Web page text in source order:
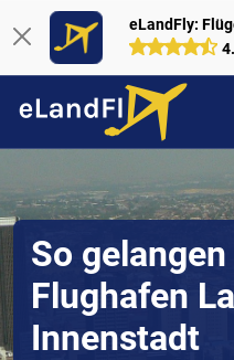
eLandFly:
So
Flughafen
Innenstadt